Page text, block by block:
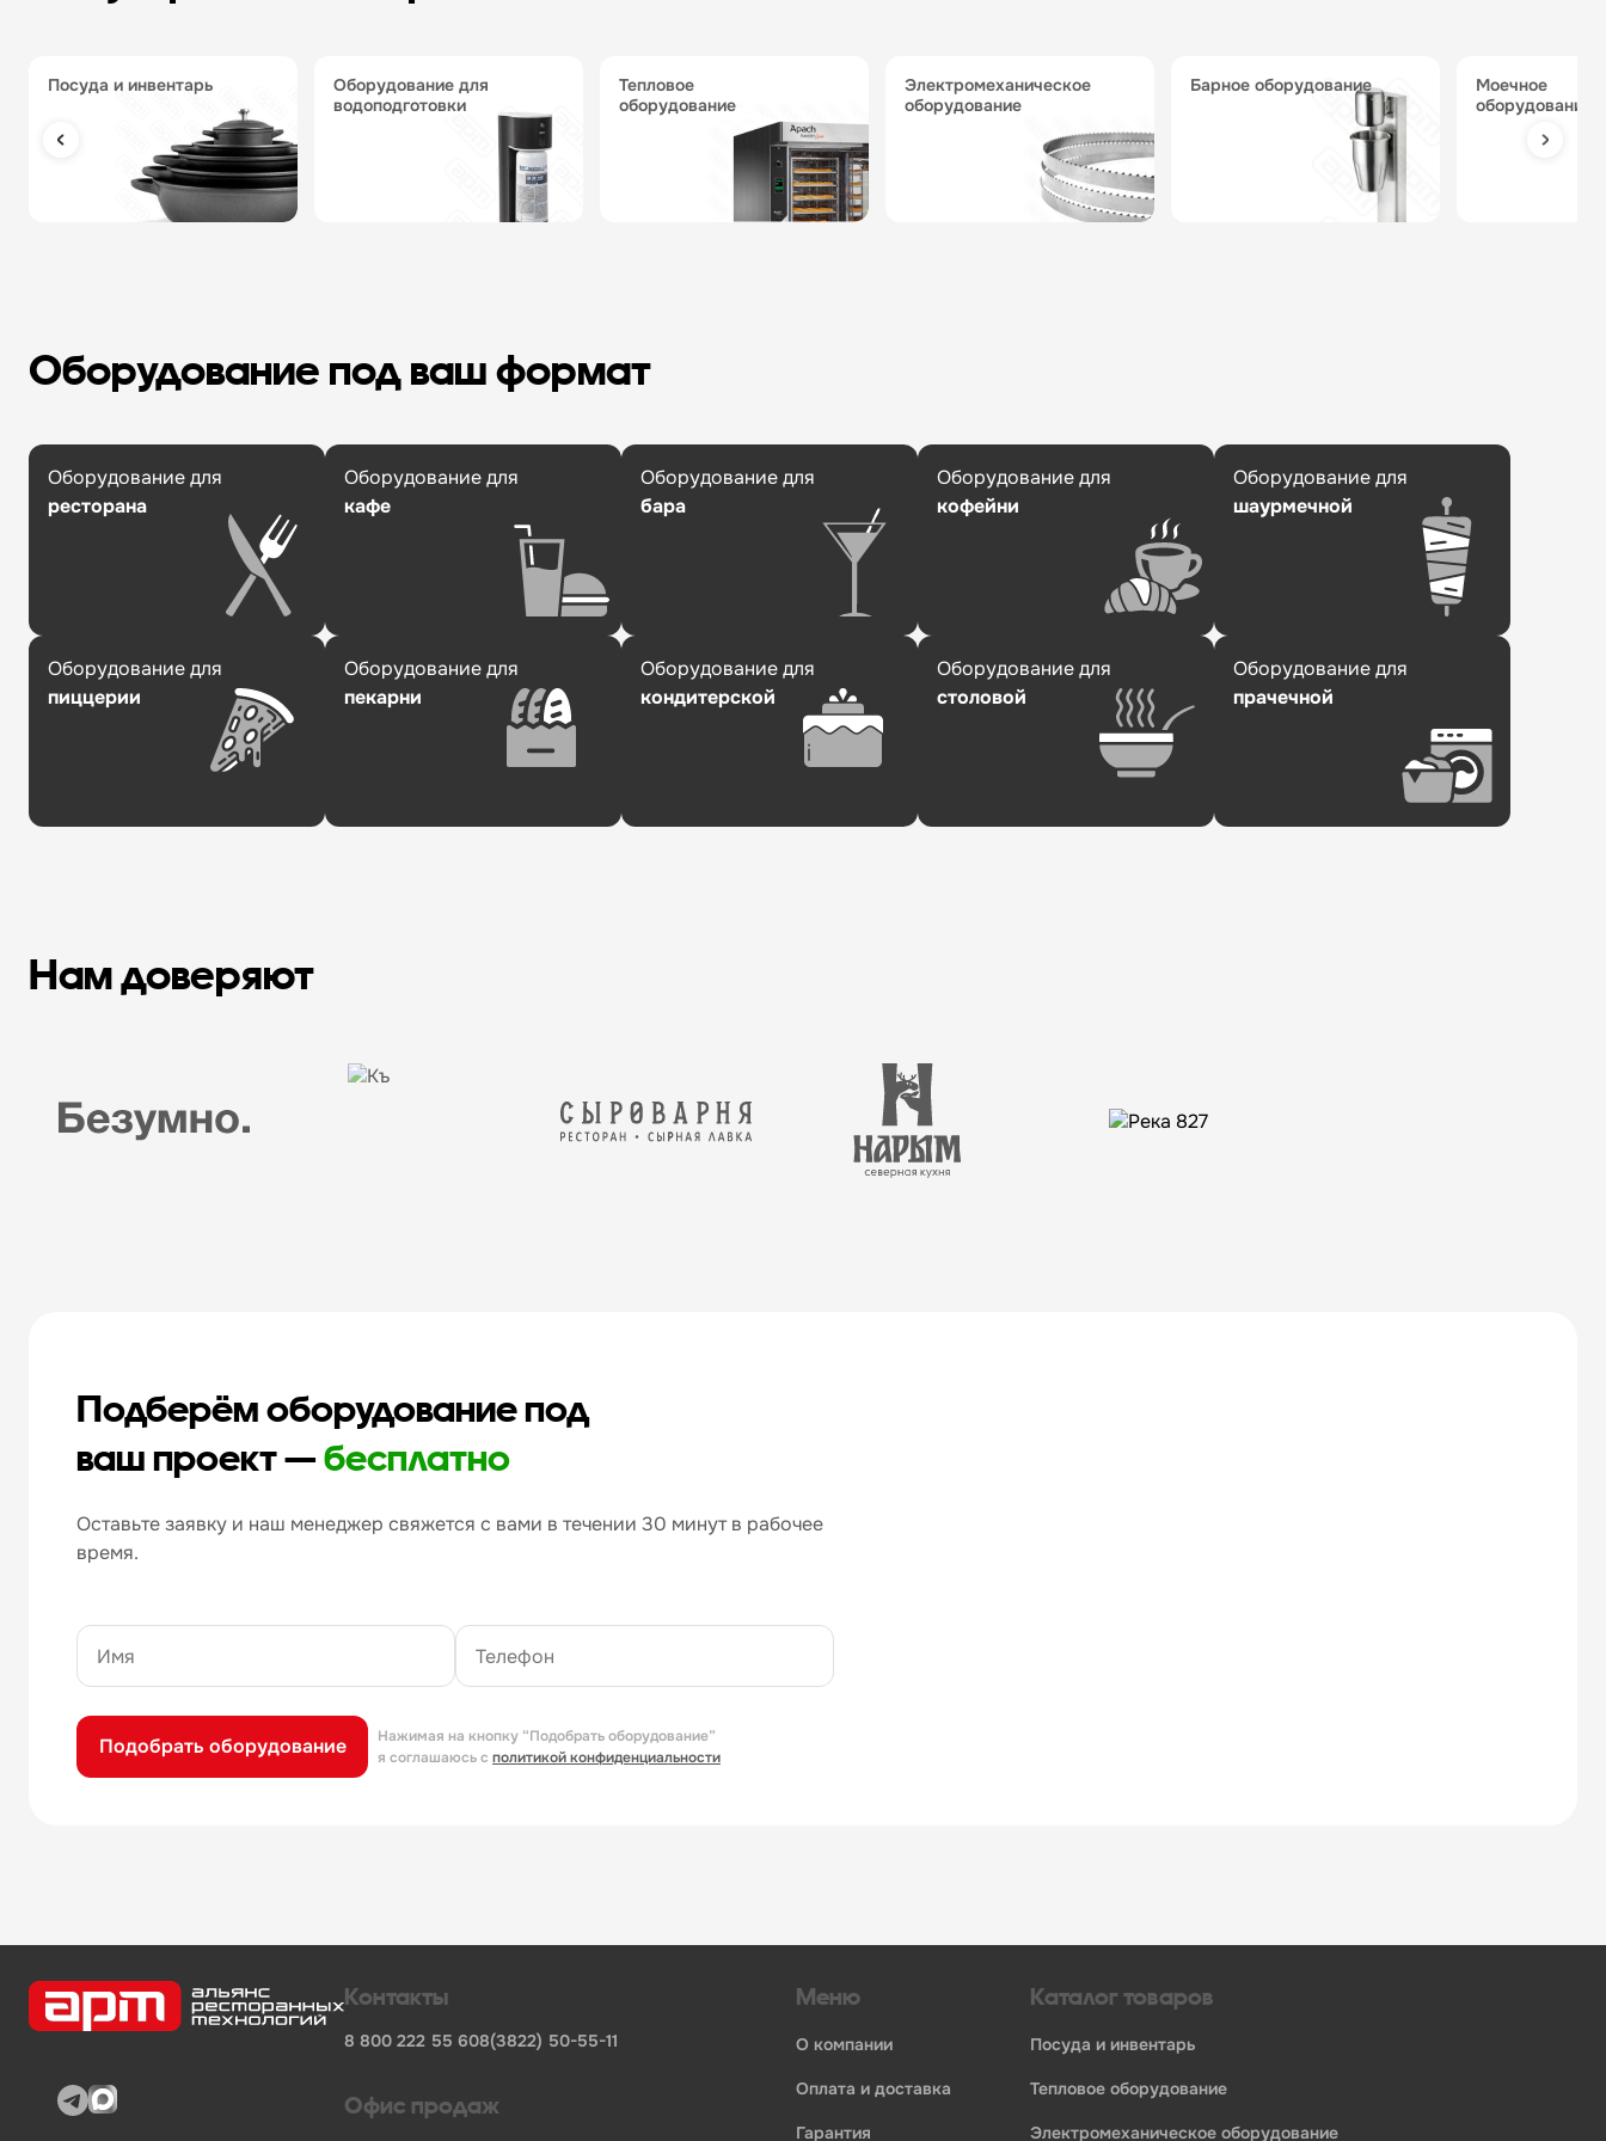
посуда и инвентарь
оборудование для
водоподготовки
тепловое
оборудование
электромеханическое
оборудование
барное оборудование
моечное
оборудование
Оборудование под ваш формат
Оборудование для
ресторана
Оборудование для
кафе
Оборудование для
бара
Оборудование для
кофейни
Оборудование для
шаурмечной
Оборудование для
пиццерии
Оборудование для
пекарни
Оборудование для
кондитерской
Оборудование для
столовой
Оборудование для
прачечной
Нам доверяют
Подберём оборудование под
ваш проект —бесплатно
Оставьте заявку и наш менеджер свяжется с вами в течении 30 минут в рабочее
время.
Подобрать оборудование
Нажимая на кнопку “Подобрать оборудование”
я соглашаюсь с политикой конфиденциальности
Контакты
8 800 222 55 608(3822) 50-55-11
Офис продаж
Меню
о компании
оплата и доставка
гарантия
Каталог товаров
посуда и инвентарь
тепловое оборудование
электромеханическое оборудование